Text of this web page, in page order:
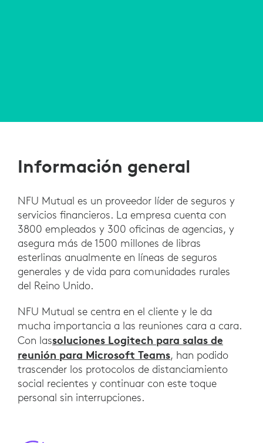
Información general
NFU Mutual es un proveedor líder de seguros y
servicios financieros. La empresa cuenta con
3800 empleados y 300 oficinas de agencias, y
asegura más de 1500 millones de libras
esterlinas anualmente en líneas de seguros
generales y de vida para comunidades rurales
del Reino Unido.
NFU Mutual se centra en el cliente y le da
mucha importancia a las reuniones cara a cara.
Con lassoluciones Logitech para salas de
reunión para Microsoft Teams, han podido
trascender los protocolos de distanciamiento
social recientes y continuar con este toque
personal sin interrupciones.